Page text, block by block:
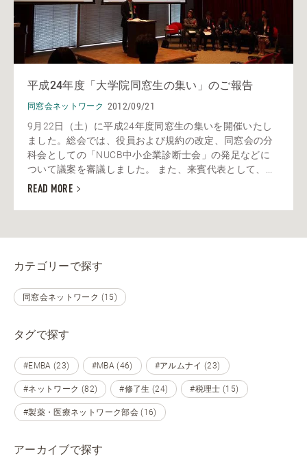
平成24年度「大学院同窓生の集い」のご報告
同窓会ネットワーク 2012/09/21
9月22日（土）に平成24年度同窓生の集いを開催いたし
ました。総会では、役員および規約の改定、同窓会の分
科会としての「NUCB中小企業診断士会」の発足などに
ついて議案を審議しました。 また、来賓代表として、...
READ MORE
カテゴリーで探す
同窓会ネットワーク (15)
タグで探す
#EMBA (23) #MBA (46) #アルムナイ (23)
#ネットワーク (82) #修了生 (24) #税理士 (15)
#製薬・医療ネットワーク部会 (16)
アーカイブで探す